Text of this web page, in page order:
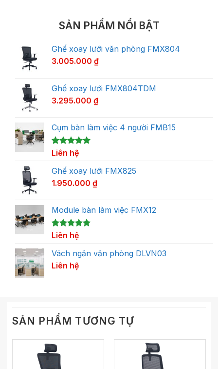
SẢN PHẨM NỔI BẬT
Ghế xoay lưới văn phòng FMX804
3.005.000 ₫
Ghế xoay lưới FMX804TDM
3.295.000 ₫
Cụm bàn làm việc 4 người FMB15
5.00trên 5
dựa trên
1
đánh giá
Liên hệ
Ghế xoay lưới FMX825
1.950.000 ₫
Module bàn làm việc FMX12
5.00trên 5
dựa trên
1
đánh giá
Liên hệ
Vách ngăn văn phòng DLVN03
Liên hệ
SẢN PHẨM TƯƠNG TỰ